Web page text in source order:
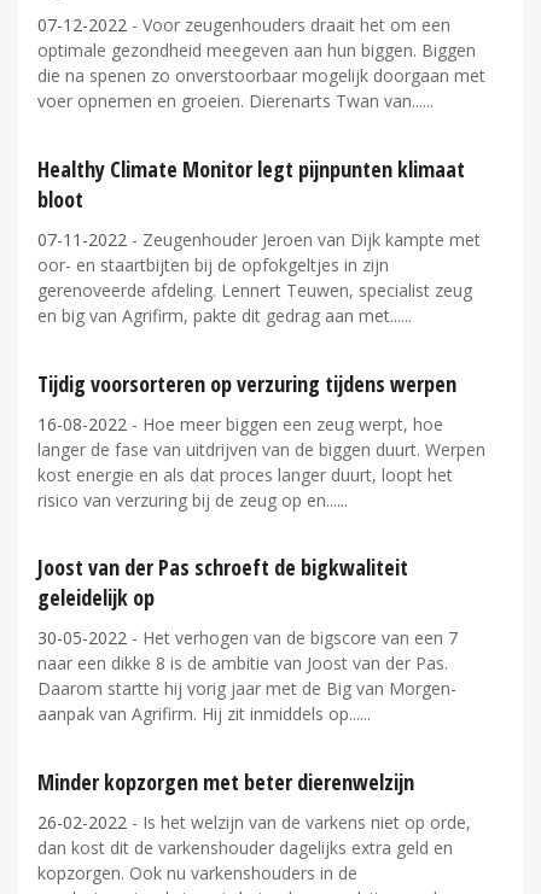
07-12-2022 - Voor zeugenhouders draait het om een
optimale gezondheid meegeven aan hun biggen. Biggen
die na spenen zo onverstoorbaar mogelijk doorgaan met
voer opnemen en groeien. Dierenarts Twan van...
Healthy Climate Monitor legt pijnpunten klimaat
bloot
07-11-2022 - Zeugenhouder Jeroen van Dijk kampte met
oor- en staartbijten bij de opfokgeltjes in zijn
gerenoveerde afdeling. Lennert Teuwen, specialist zeug
en big van Agrifirm, pakte dit gedrag aan met...
Tijdig voorsorteren op verzuring tijdens werpen
16-08-2022 - Hoe meer biggen een zeug werpt, hoe
langer de fase van uitdrijven van de biggen duurt. Werpen
kost energie en als dat proces langer duurt, loopt het
risico van verzuring bij de zeug op en...
Joost van der Pas schroeft de bigkwaliteit
geleidelijk op
30-05-2022 - Het verhogen van de bigscore van een 7
naar een dikke 8 is de ambitie van Joost van der Pas.
Daarom startte hij vorig jaar met de Big van Morgen-
aanpak van Agrifirm. Hij zit inmiddels op...
Minder kopzorgen met beter dierenwelzijn
26-02-2022 - Is het welzijn van de varkens niet op orde,
dan kost dit de varkenshouder dagelijks extra geld en
kopzorgen. Ook nu varkenshouders in de